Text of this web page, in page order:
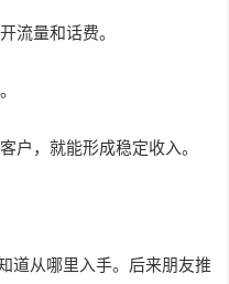
流量和话费。
户，就能形成稳定收入。
道从哪里入手。后来朋友推